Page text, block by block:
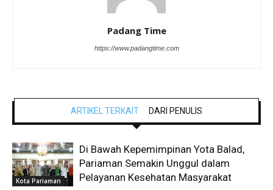
Padang Time
https://www.padangtime.com
ARTIKEL TERKAIT DARI PENULIS
Kota Pariaman
Di Bawah Kepemimpinan Yota Balad,
Pariaman Semakin Unggul dalam
Pelayanan Kesehatan Masyarakat